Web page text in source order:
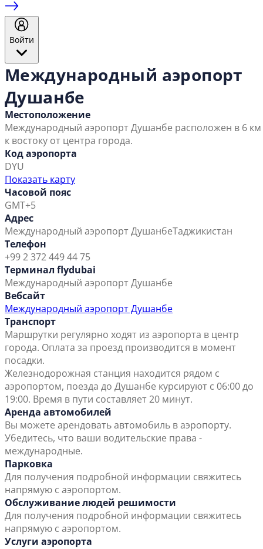
Войти
Международный аэропорт
Душанбе
Местоположение
Международный аэропорт Душанбе расположен в 6 км
к востоку от центра города.
Код аэропорта
DYU
Показать карту
Часовой пояс
GMT+5
Адрес
Международный аэропорт ДушанбеТаджикистан
Телефон
+99 2 372 449 44 75
Терминал flydubai
Международный аэропорт Душанбе
Вебсайт
Международный аэропорт Душанбе
Транспорт
Маршрутки регулярно ходят из аэропорта в центр
города. Оплата за проезд производится в момент
посадки.
Железнодорожная станция находится рядом с
аэропортом, поезда до Душанбе курсируют с 06:00 до
19:00. Время в пути составляет 20 минут.
Аренда автомобилей
Вы можете арендовать автомобиль в аэропорту.
Убедитесь, что ваши водительские права -
международные.
Парковка
Для получения подробной информации свяжитесь
напрямую с аэропортом.
Обслуживание людей решимости
Для получения подробной информации свяжитесь
напрямую с аэропортом.
Услуги аэропорта